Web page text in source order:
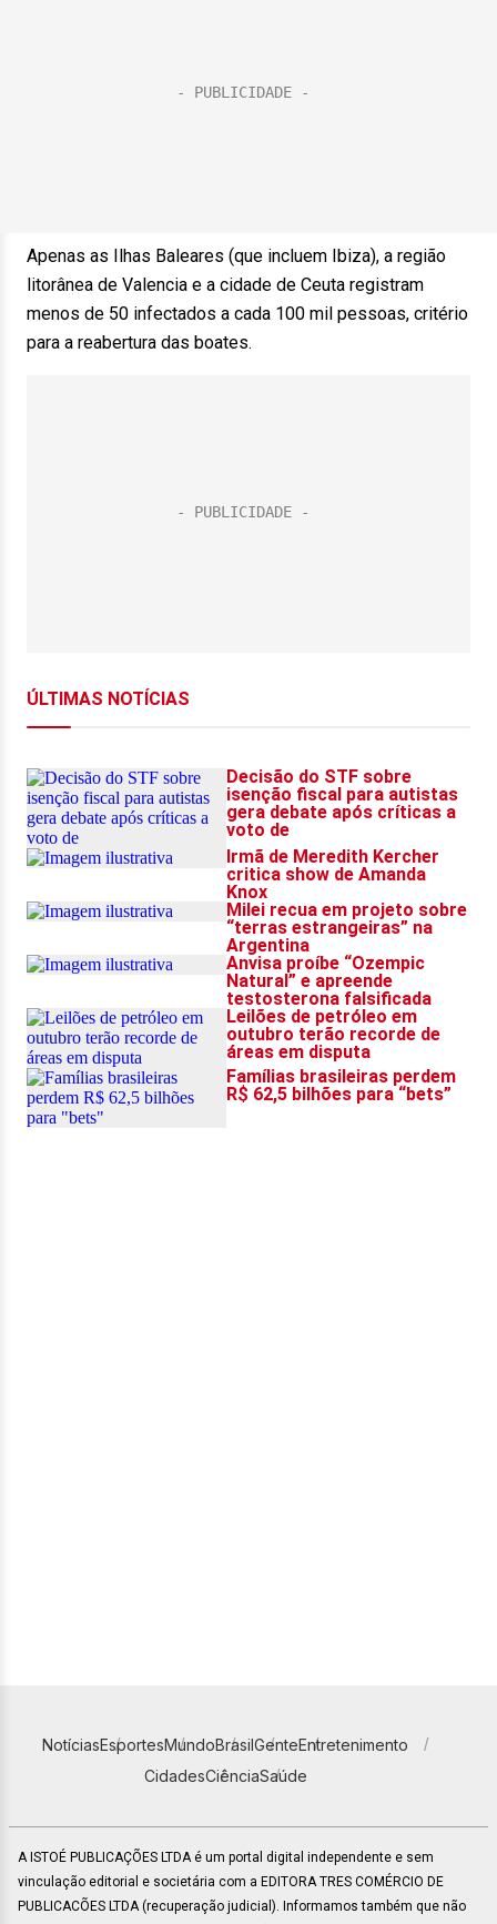
Apenas as Ilhas Baleares (que incluem Ibiza), a região
litorânea de Valencia e a cidade de Ceuta registram
menos de 50 infectados a cada 100 mil pessoas, critério
para a reabertura das boates.
NotíciasEsportesMundoBrasilGenteEntretenimento
CidadesCiênciaSaúde
A ISTOÉ PUBLICAÇÕES LTDA é um portal digital independente e sem
vinculação editorial e societária com a EDITORA TRES COMÉRCIO DE
PUBLICACÕES LTDA (recuperação judicial). Informamos também que não